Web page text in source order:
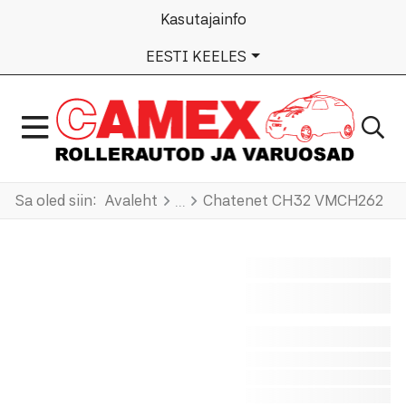
Kasutajainfo
VALI KEEL
EESTI KEELES
Sa oled siin: Avaleht Chatenet CH32 VMCH262